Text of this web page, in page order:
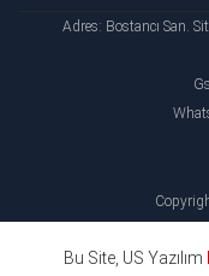
Adres: Bostancı San.
Bu Site, US Yazılım